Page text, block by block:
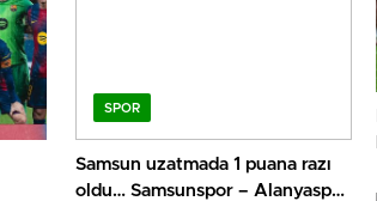
SPOR
Samsun uzatmada 1 puana razı
oldu… Samsunspor – Alanyaspor